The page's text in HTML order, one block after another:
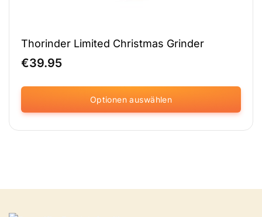
Thorinder Limited Christmas Grinder
€39.95
Optionen auswählen
Dieses
Produkt
erhältlich.